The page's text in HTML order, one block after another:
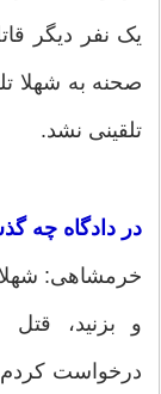
یک نفر دیگر
صحنه به شهلا
تلقینی نشد.
در دادگاه چه
خرمشاهی: شهلا
درخواست کردم